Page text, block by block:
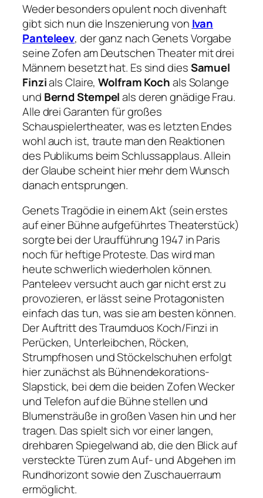
Weder besonders opulent noch divenhaft
gibt sich nun die Inszenierung von Ivan
Panteleev, der ganz nach Genets Vorgabe
seineZofenam Deutschen Theater mit drei
Männern besetzt hat. Es sind diesSamuel
Finzials Claire,Wolfram Kochals Solange
und Bernd Stempelals deren gnädige Frau.
Alle drei Garanten für großes
Schauspielertheater, was es letzten Endes
wohl auch ist, traute man den Reaktionen
des Publikums beim Schlussapplaus. Allein
der Glaube scheint hier mehr dem Wunsch
danach entsprungen.
Genets Tragödie in einem Akt (sein erstes
auf einer Bühne aufgeführtes Theaterstück)
sorgte bei der Uraufführung 1947 in Paris
noch für heftige Proteste. Das wird man
heute schwerlich wiederholen können.
Panteleev versucht auch gar nicht erst zu
provozieren, er lässt seine Protagonisten
einfach das tun, was sie am besten können.
Der Auftritt des Traumduos Koch/Finzi in
Perücken, Unterleibchen, Röcken,
Strumpfhosen und Stöckelschuhen erfolgt
hier zunächst als Bühnendekorations-
Slapstick, bei dem die beiden Zofen Wecker
und Telefon auf die Bühne stellen und
Blumensträuße in großen Vasen hin und her
tragen. Das spielt sich vor einer langen,
drehbaren Spiegelwand ab, die den Blick auf
versteckte Türen zum Auf- und Abgehen im
Rundhorizont sowie den Zuschauerraum
ermöglicht.